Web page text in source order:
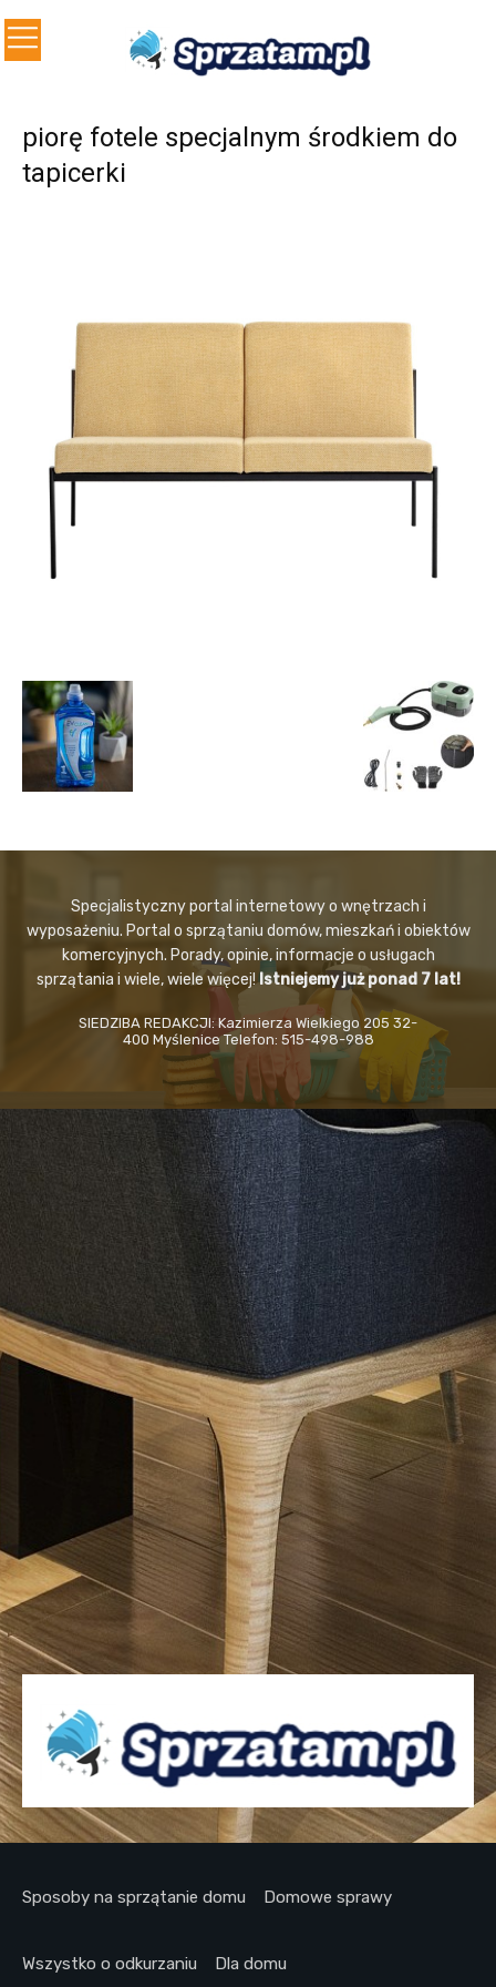
piorę fotele specjalnym środkiem do
tapicerki
Specjalistyczny portal internetowy o wnętrzach i
wyposażeniu. Portal o sprzątaniu domów, mieszkań i obiektów
komercyjnych. Porady, opinie, informacje o usługach
sprzątania i wiele, wiele więcej!Istniejemy już ponad 7 lat!
SIEDZIBA REDAKCJI: Kazimierza Wielkiego 205 32-
400 Myślenice Telefon: 515-498-988
Sposoby na sprzątanie domu Domowe sprawy
Wszystko o odkurzaniu Dla domu